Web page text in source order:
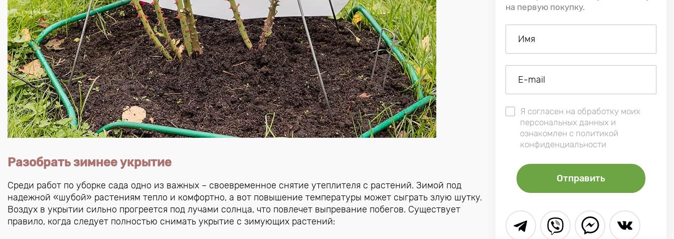
Разобрать зимнее укрытие
Среди работ по уборке сада одно из важных – своевременное снятие утеплителя с растений. Зимой под
надежной «шубой» растениям тепло и комфортно, а вот повышение температуры может сыграть злую шутку.
Воздух в укрытии сильно прогреется под лучами солнца, что повлечет выпревание побегов. Существует
правило, когда следует полностью снимать укрытие с зимующих растений:
на первую покупку.
Я согласен на обработку моих
персональных данных и
ознакомлен с политикой
конфиденциальности